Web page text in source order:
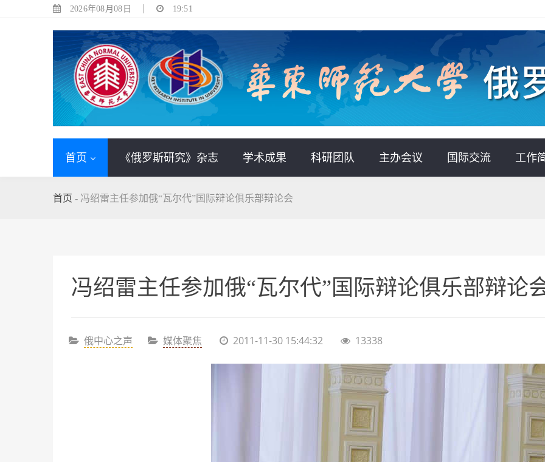
2026年08月08日 19:51
首页 《俄罗斯研究》杂志 学术成果 科研团队 主办会议 国际交流 工作
首页 - 冯绍雷主任参加俄“瓦尔代”国际辩论俱乐部辩论会
冯绍雷主任参加俄“瓦尔代”国际辩论俱乐部辩论
俄中心之声 媒体聚焦 2011-11-30 15:44:32 13338